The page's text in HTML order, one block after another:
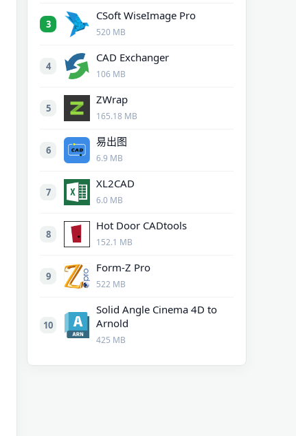
3
CSoft WiseImage Pro
520 MB
4
CAD Exchanger
106 MB
5
ZWrap
165.18 MB
6
易出图
6.9 MB
7
XL2CAD
6.0 MB
8
Hot Door CADtools
152.1 MB
9
Form-Z Pro
522 MB
10
Solid Angle Cinema 4D to
Arnold
425 MB